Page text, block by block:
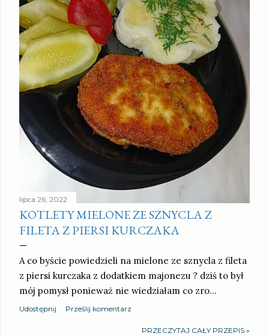
lipca 26, 2022
KOTLETY MIELONE ZE SZNYCLA Z
FILETA Z PIERSI KURCZAKA
A co byście powiedzieli na mielone ze sznycla z fileta
z piersi kurczaka z dodatkiem majonezu ? dziś to był
mój pomysł ponieważ nie wiedziałam co zro…
Udostępnij Prześlij komentarz
PRZECZYTAJ CAŁY PRZEPIS »